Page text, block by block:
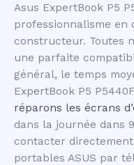
Asus ExpertBook P5
professionnalisme en
constructeur. Toutes
une parfaite
général, le temps
ExpertBook P5
réparons les écrans
dans la journée dans
contacter
portables ASUS par